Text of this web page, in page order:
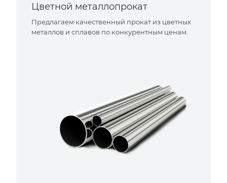
Цветной металлопрокат
Предлагаем качественный прокат из цветных
металлов и сплавов по конкурентным ценам.